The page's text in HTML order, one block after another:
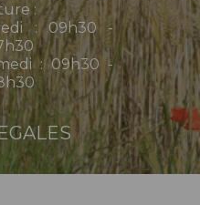
:
: 09h30 -
: 09h30 -